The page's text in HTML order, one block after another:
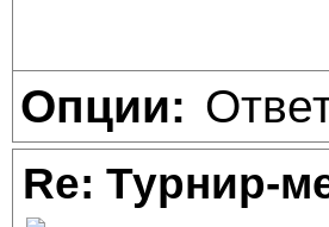
Опции:
Re: Турнир-